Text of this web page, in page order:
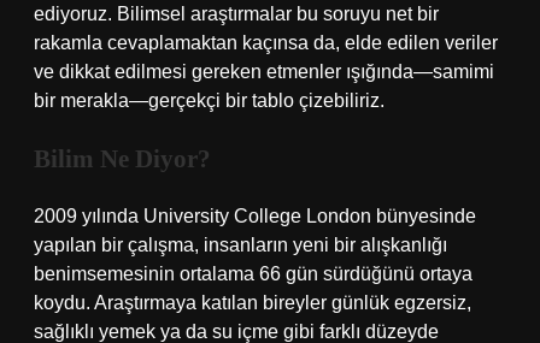
ediyoruz. Bilimsel araştırmalar bu soruyu net bir
rakamla cevaplamaktan kaçınsa da, elde edilen veriler
ve dikkat edilmesi gereken etmenler ışığında—samimi
bir merakla—gerçekçi bir tablo çizebiliriz.
Bilim Ne Diyor?
2009 yılında University College London bünyesinde
yapılan bir çalışma, insanların yeni bir alışkanlığı
benimsemesinin ortalama 66 gün sürdüğünü ortaya
koydu. Araştırmaya katılan bireyler günlük egzersiz,
sağlıklı yemek ya da su içme gibi farklı düzeyde